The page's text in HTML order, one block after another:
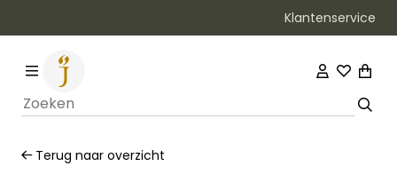
Klantenservice
Terug naar overzicht